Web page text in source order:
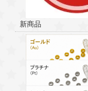
新商品